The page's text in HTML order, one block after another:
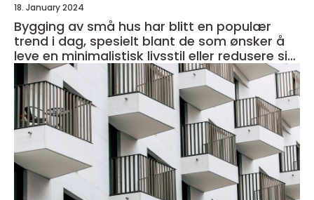
18. January 2024
Bygging av små hus har blitt en populær
trend i dag, spesielt blant de som ønsker å
leve en minimalistisk livsstil eller redusere sitt
fotavtrykk på miljøet